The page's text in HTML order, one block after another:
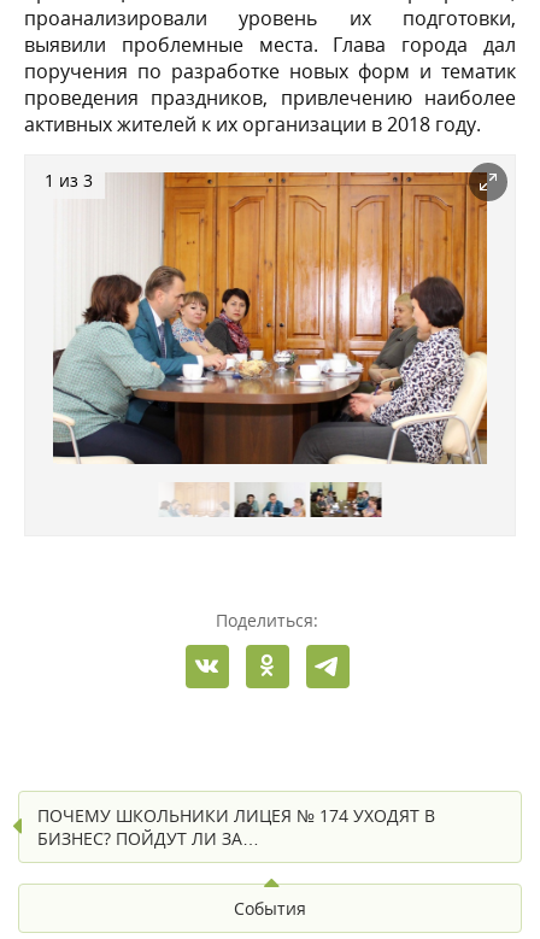
проанализировали уровень их подготовки,
выявили проблемные места. Глава города дал
поручения по разработке новых форм и тематик
проведения праздников, привлечению наиболее
активных жителей к их организации в 2018 году.
1 из 3
Поделиться:
ПОЧЕМУ ШКОЛЬНИКИ ЛИЦЕЯ № 174 УХОДЯТ В
БИЗНЕС? ПОЙДУТ ЛИ ЗА…
События